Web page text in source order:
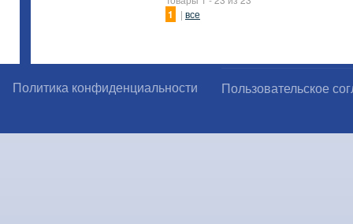
1 | все
Политика конфиденциальности Пользовательское